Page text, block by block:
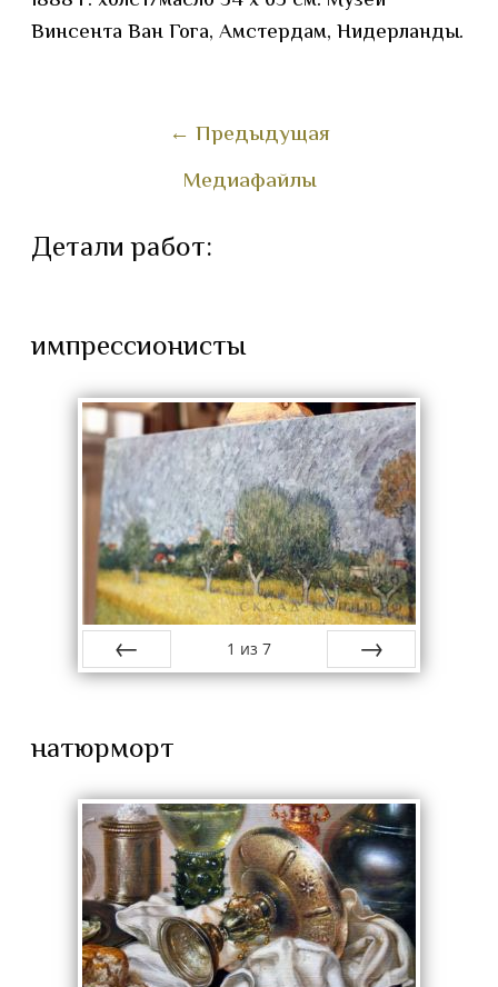
Винсента Ван Гога, Амстердам, Нидерланды.
← Предыдущая
Медиафайлы
Детали работ:
импрессионисты
назад
1 из 7
вперёд
натюрморт